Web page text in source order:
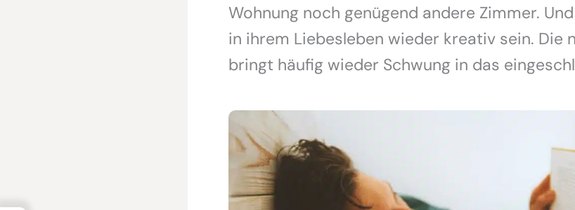
Wohnung noch genügend andere Zimmer.
in ihrem Liebesleben wieder kreativ sein. Die
bringt häufig wieder Schwung in das